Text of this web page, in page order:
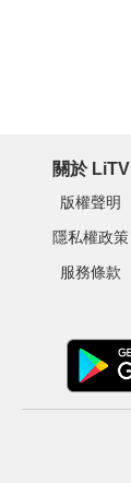
關於 LiTV
版權聲明
隱私權政策
服務條款